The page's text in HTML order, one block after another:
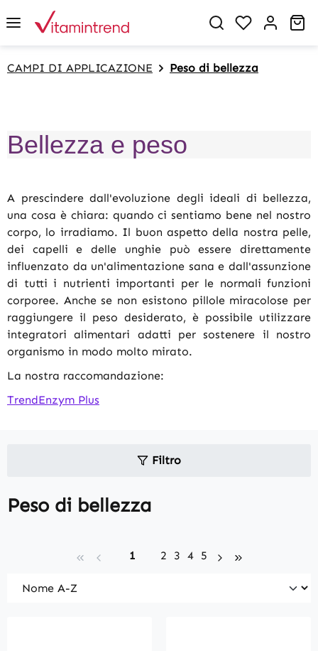
content You have 0
CAMPI DI APPLICAZIONE Peso di bellezza
Bellezza e peso
A prescindere dall'evoluzione degli ideali di bellezza,
una cosa è chiara: quando ci sentiamo bene nel nostro
corpo, lo irradiamo. Il buon aspetto della nostra pelle,
dei capelli e delle unghie può essere direttamente
influenzato da un'alimentazione sana e dall'assunzione
di tutti i nutrienti importanti per le normali funzioni
corporee. Anche se non esistono pillole miracolose per
raggiungere il peso desiderato, è possibile utilizzare
integratori alimentari adatti per sostenere il nostro
organismo in modo molto mirato.
La nostra raccomandazione:
TrendEnzym Plus
Filtro
Peso di bellezza
Page
1 Page
2 Page
3 Page
4 Page
5